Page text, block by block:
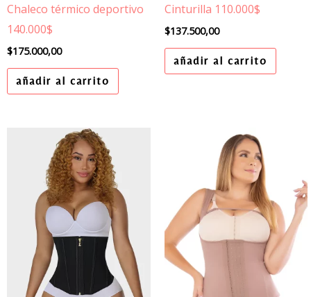
Chaleco térmico deportivo
140.000$
$175.000,00
añadir al carrito
Cinturilla 110.000$
$137.500,00
añadir al carrito